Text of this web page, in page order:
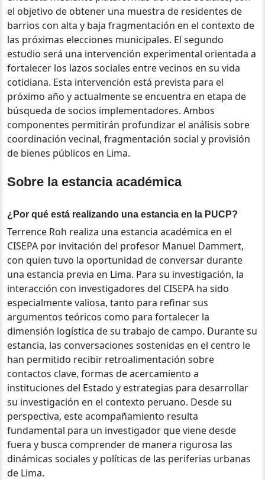
el objetivo de obtener una muestra de residentes de
barrios con alta y baja fragmentación en el contexto de
las próximas elecciones municipales. El segundo
estudio será una intervención experimental orientada a
fortalecer los lazos sociales entre vecinos en su vida
cotidiana. Esta intervención está prevista para el
próximo año y actualmente se encuentra en etapa de
búsqueda de socios implementadores. Ambos
componentes permitirán profundizar el análisis sobre
coordinación vecinal, fragmentación social y provisión
de bienes públicos en Lima.
Sobre la estancia académica
¿Por qué está realizando una estancia en la PUCP?
Terrence Roh realiza una estancia académica en el
CISEPA por invitación del profesor Manuel Dammert,
con quien tuvo la oportunidad de conversar durante
una estancia previa en Lima. Para su investigación, la
interacción con investigadores del CISEPA ha sido
especialmente valiosa, tanto para refinar sus
argumentos teóricos como para fortalecer la
dimensión logística de su trabajo de campo. Durante su
estancia, las conversaciones sostenidas en el centro le
han permitido recibir retroalimentación sobre
contactos clave, formas de acercamiento a
instituciones del Estado y estrategias para desarrollar
su investigación en el contexto peruano. Desde su
perspectiva, este acompañamiento resulta
fundamental para un investigador que viene desde
fuera y busca comprender de manera rigurosa las
dinámicas sociales y políticas de las periferias urbanas
de Lima.